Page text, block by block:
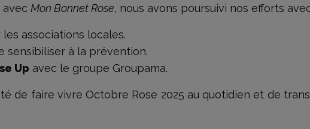
Mon Bonnet Rose, nous avons poursuivi nos efforts
associations locales.
sensibiliser à la prévention.
Up avec le groupe Groupama.
de faire vivre Octobre Rose 2025 au quotidien et de